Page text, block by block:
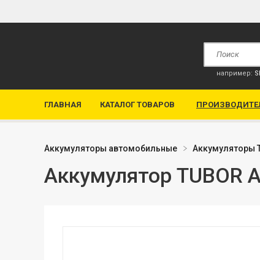
например:
ГЛАВНАЯ КАТАЛОГ ТОВАРОВ
Аккумуляторы автомобильные Аккумуляторы
Аккумулятор TUBOR